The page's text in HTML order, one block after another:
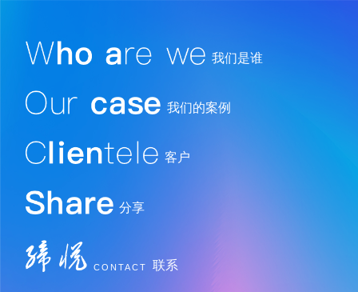
我们是谁
我们的案例
客户
分享
CONTACT 联系